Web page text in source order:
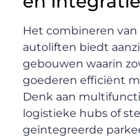
Het combineren
autoliften biedt
gebouwen waarin
goederen efficiënt
Denk aan
logistieke hubs of
geïntegreerde